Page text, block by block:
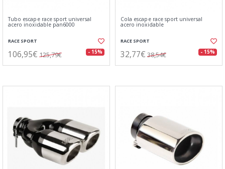
Tubo escape race sport universal
acero inoxidable pan6000
RACE SPORT
106,95€ 125,79€ - 15%
Cola escape race sport universal
acero inoxidable
RACE SPORT
32,77€ 38,54€ - 15%